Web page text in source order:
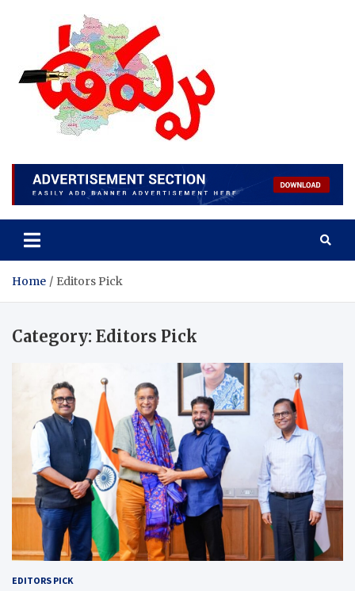
Home Editors Pick
Category: Editors Pick
EDITORS PICK